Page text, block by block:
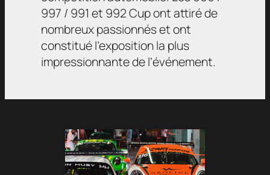
997 / 991 et 992 Cup ont attiré de
nombreux passionnés et ont
constitué l’exposition la plus
impressionnante de l’événement.